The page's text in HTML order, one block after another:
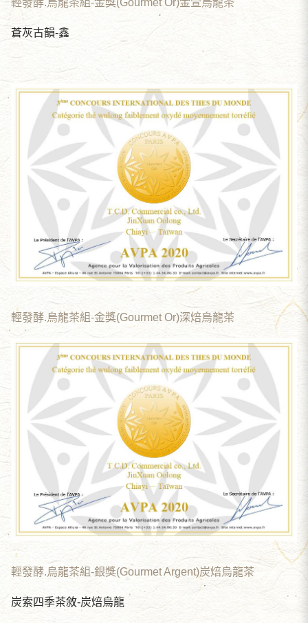
輕發酵.烏龍茶組-金獎(Gourmet Or)金萱烏龍茶
蒼灰古韻-鑫
輕發酵.烏龍茶組-金獎(Gourmet Or)深焙烏龍茶
輕發酵.烏龍茶組-銀獎(Gourmet Argent)炭焙烏龍茶
炭索四季茶敘-炭焙烏龍